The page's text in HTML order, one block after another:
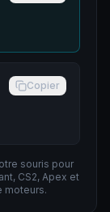
Copier
souris pour
CS2, Apex et
moteurs.